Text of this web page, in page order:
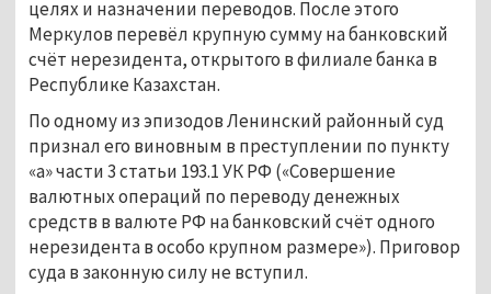
целях и назначении переводов. После этого
Меркулов перевёл крупную сумму на банковский
счёт нерезидента, открытого в филиале банка в
Республике Казахстан.
По одному из эпизодов Ленинский районный суд
признал его виновным в преступлении по пункту
«а» части 3 статьи 193.1 УК РФ («Совершение
валютных операций по переводу денежных
средств в валюте РФ на банковский счёт одного
нерезидента в особо крупном размере»). Приговор
суда в законную силу не вступил.